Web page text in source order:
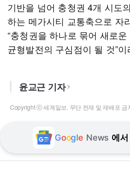
기반을 넘어 충청권 4개 시도
하는 메가시티 교통축으로 자
“충청권을 하나로 묶어 새로
균형발전의 구심점이 될 것”
윤교근 기자
Copyright ⓒ 세계일보. 무단 전재 및 재배포 금
Google News 에